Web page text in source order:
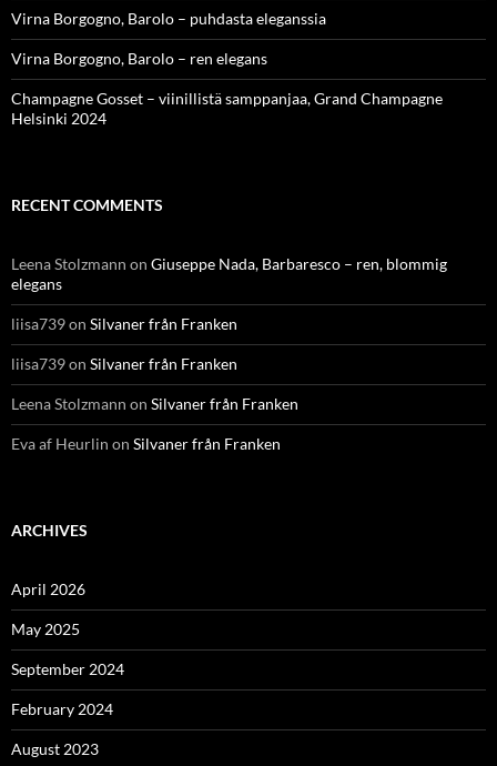
Virna Borgogno, Barolo – puhdasta eleganssia
Virna Borgogno, Barolo – ren elegans
Champagne Gosset – viinillistä samppanjaa, Grand Champagne
Helsinki 2024
RECENT COMMENTS
Leena Stolzmann on Giuseppe Nada, Barbaresco – ren, blommig
elegans
liisa739on Silvaner från Franken
liisa739on Silvaner från Franken
Leena Stolzmann on Silvaner från Franken
Eva af Heurlin on Silvaner från Franken
ARCHIVES
April 2026
May 2025
September 2024
February 2024
August 2023